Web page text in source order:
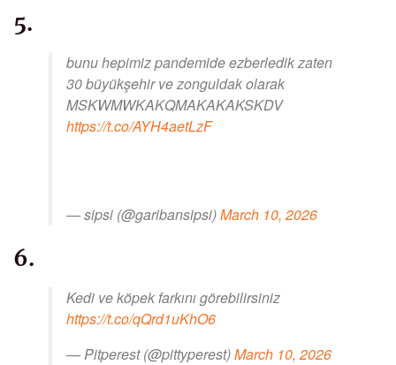
5.
bunu hepimiz pandemide ezberledik zaten
30 büyükşehir ve zonguldak olarak
MSKWMWKAKQMAKAKAKSKDV
https://t.co/AYH4aetLzF
— sipsi (@garibansipsi)March 10, 2026
6.
Kedi ve köpek farkını görebilirsiniz
https://t.co/qQrd1uKhO6
— Pitperest (@pittyperest)March 10, 2026